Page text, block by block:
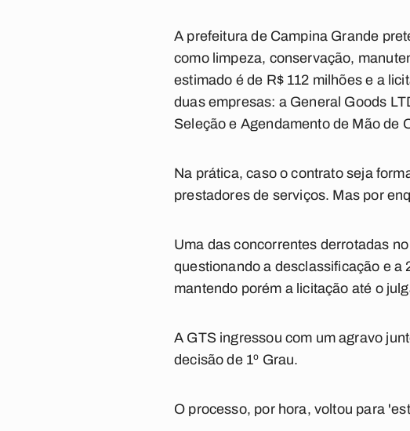
A prefeitura de Campina Grande
como limpeza, conservação,
estimado é de R$ 112 milhões e a
duas empresas: a General Goods
Seleção e Agendamento de Mão de
Na prática, caso o contrato seja
prestadores de serviços. Mas por
Uma das concorrentes derrotadas
questionando a desclassificação e a
mantendo porém a licitação até o
A GTS ingressou com um agravo
decisão de 1º Grau.
O processo, por hora, voltou para